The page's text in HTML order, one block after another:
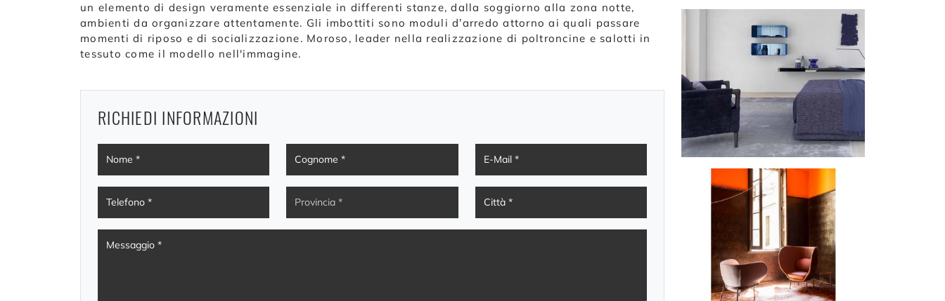
un elemento di design veramente essenziale in differenti stanze, dalla soggiorno alla zona notte,
ambienti da organizzare attentamente. Gli imbottiti sono moduli d’arredo attorno ai quali passare
momenti di riposo e di socializzazione. Moroso, leader nella realizzazione di poltroncine e salotti in
tessuto come il modello nell'immagine.
RICHIEDI INFORMAZIONI